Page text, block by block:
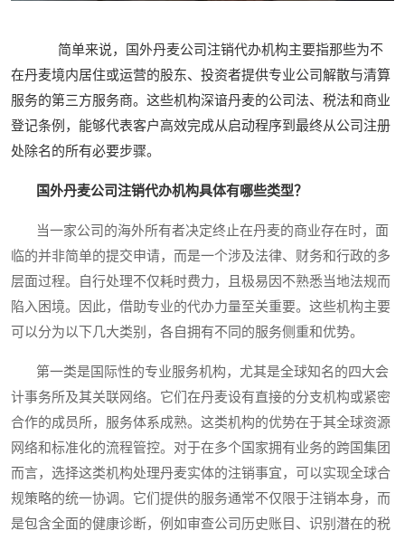
简单来说，国外丹麦公司注销代办机构主要指那些为不
在丹麦境内居住或运营的股东、投资者提供专业公司解散与清算
服务的第三方服务商。这些机构深谙丹麦的公司法、税法和商业
登记条例，能够代表客户高效完成从启动程序到最终从公司注册
处除名的所有必要步骤。
国外丹麦公司注销代办机构具体有哪些类型？
当一家公司的海外所有者决定终止在丹麦的商业存在时，面
临的并非简单的提交申请，而是一个涉及法律、财务和行政的多
层面过程。自行处理不仅耗时费力，且极易因不熟悉当地法规而
陷入困境。因此，借助专业的代办力量至关重要。这些机构主要
可以分为以下几大类别，各自拥有不同的服务侧重和优势。
第一类是国际性的专业服务机构，尤其是全球知名的四大会
计事务所及其关联网络。它们在丹麦设有直接的分支机构或紧密
合作的成员所，服务体系成熟。这类机构的优势在于其全球资源
网络和标准化的流程管控。对于在多个国家拥有业务的跨国集团
而言，选择这类机构处理丹麦实体的注销事宜，可以实现全球合
规策略的统一协调。它们提供的服务通常不仅限于注销本身，而
是包含全面的健康诊断，例如审查公司历史账目、识别潜在的税